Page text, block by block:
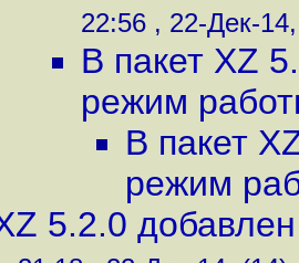
22:56 , 22-Дек-
В пакет XZ
режим
В пакет
режим
5.2.0